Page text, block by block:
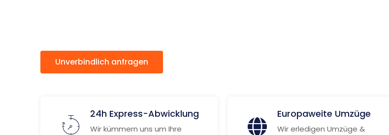
Unverbindlich anfragen
24h Express-Abwicklung
Wir kümmern uns um Ihre
Europaweite Umzüge
Wir erledigen Umzüge &